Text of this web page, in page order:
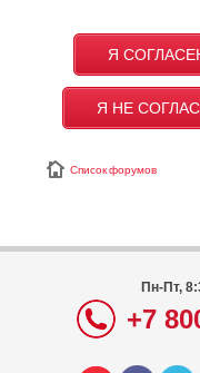
Список форумов
Пн-Пт,
+7